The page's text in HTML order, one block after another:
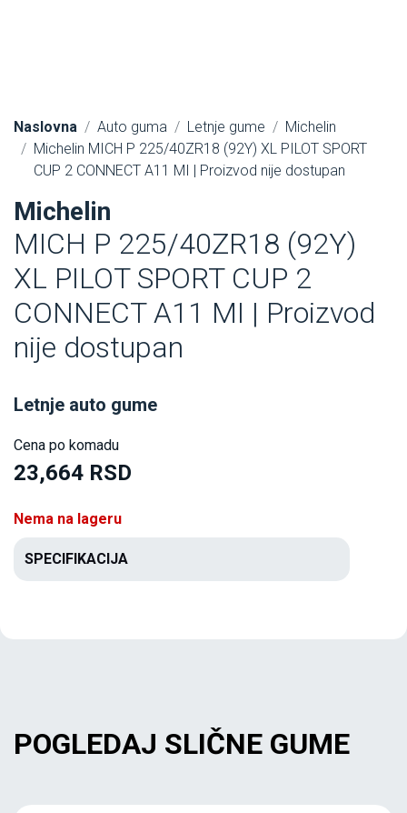
Naslovna Auto guma Letnje gume
Michelin
Michelin MICH P 225/40ZR18 (92Y) XL PILOT SPORT
CUP 2 CONNECT A11 MI | Proizvod nije dostupan
Michelin
MICH P 225/40ZR18 (92Y)
XL PILOT SPORT CUP 2
CONNECT A11 MI | Proizvod
nije dostupan
Letnje auto gume
Cena po komadu
23,664 RSD
Nema na lageru
SPECIFIKACIJA
POGLEDAJ SLIČNE GUME